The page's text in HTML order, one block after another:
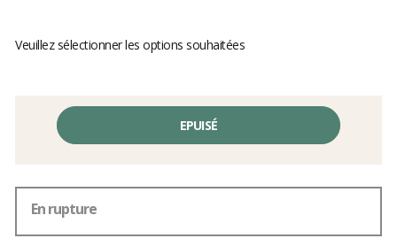
Veuillez sélectionner les options souhaitées
EPUISÉ
En rupture